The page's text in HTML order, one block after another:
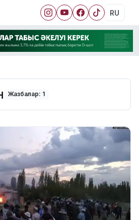
RU
Жазбалар: 1